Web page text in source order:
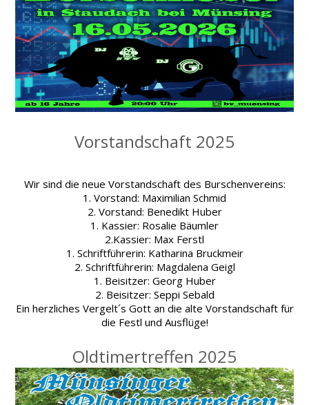
Vorstandschaft 2025
Wir sind die neue Vorstandschaft des Burschenvereins:
1. Vorstand: Maximilian Schmid
2. Vorstand: Benedikt Huber
1. Kassier: Rosalie Bäumler
2.Kassier: Max Ferstl
1. Schriftführerin: Katharina Bruckmeir
2. Schriftführerin: Magdalena Geigl
1. Beisitzer: Georg Huber
2. Beisitzer: Seppi Sebald
Ein herzliches Vergelt´s Gott an die alte Vorstandschaft für
die Festl und Ausflüge!
Oldtimertreffen 2025